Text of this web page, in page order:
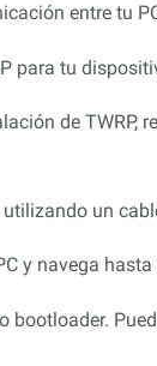
entre tu
para tu
de TWRP,
un
y navega
bootloader.